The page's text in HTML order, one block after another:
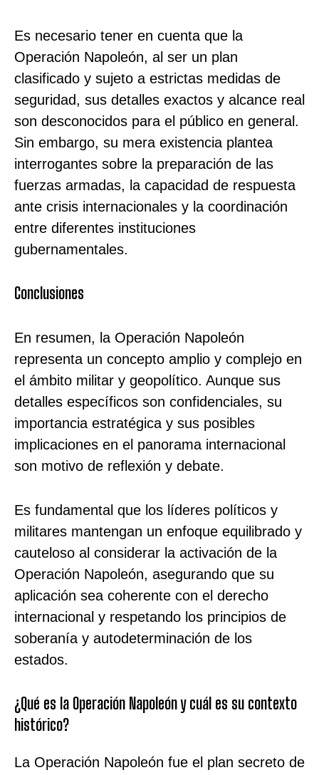
Es necesario tener en cuenta que la
Operación Napoleón, al ser un plan
clasificado y sujeto a estrictas medidas de
seguridad, sus detalles exactos y alcance real
son desconocidos para el público en general.
Sin embargo, su mera existencia plantea
interrogantes sobre la preparación de las
fuerzas armadas, la capacidad de respuesta
ante crisis internacionales y la coordinación
entre diferentes instituciones
gubernamentales.
Conclusiones
En resumen, la Operación Napoleón
representa un concepto amplio y complejo en
el ámbito militar y geopolítico. Aunque sus
detalles específicos son confidenciales, su
importancia estratégica y sus posibles
implicaciones en el panorama internacional
son motivo de reflexión y debate.
Es fundamental que los líderes políticos y
militares mantengan un enfoque equilibrado y
cauteloso al considerar la activación de la
Operación Napoleón, asegurando que su
aplicación sea coherente con el derecho
internacional y respetando los principios de
soberanía y autodeterminación de los
estados.
¿Qué es la Operación Napoleón y cuál es su contexto
histórico?
La Operación Napoleón fue el plan secreto de